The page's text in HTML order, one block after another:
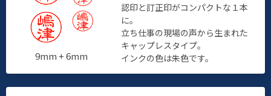
9mm + 6mm
認印と訂正印がコンパクトな１本
に。
立ち仕事の現場の声から生まれた
キャップレスタイプ。
インクの色は朱色です。